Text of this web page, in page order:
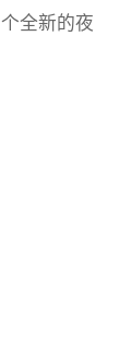
全新的夜